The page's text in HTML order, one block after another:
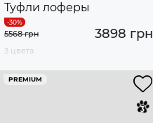
Туфли лоферы
3898 грн
5568 грн
3 цвета
PREMIUM